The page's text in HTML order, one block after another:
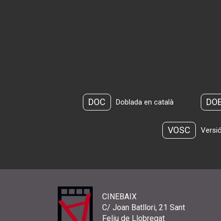
DOC Doblada en català
VOSC
CINEBAIX
C/ Joan Batllori, 21 Sant
Feliu de Llobregat